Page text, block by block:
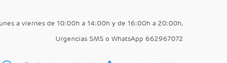
a viernes de 10:00h a 14:00h y de 16:00h a 20:00h,
Urgencias SMS o WhatsApp 662967072